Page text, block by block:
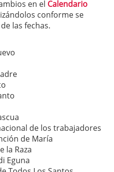
en el Calendario
conforme se
las fechas.
de los trabajadores
de María
la Raza
Eguna